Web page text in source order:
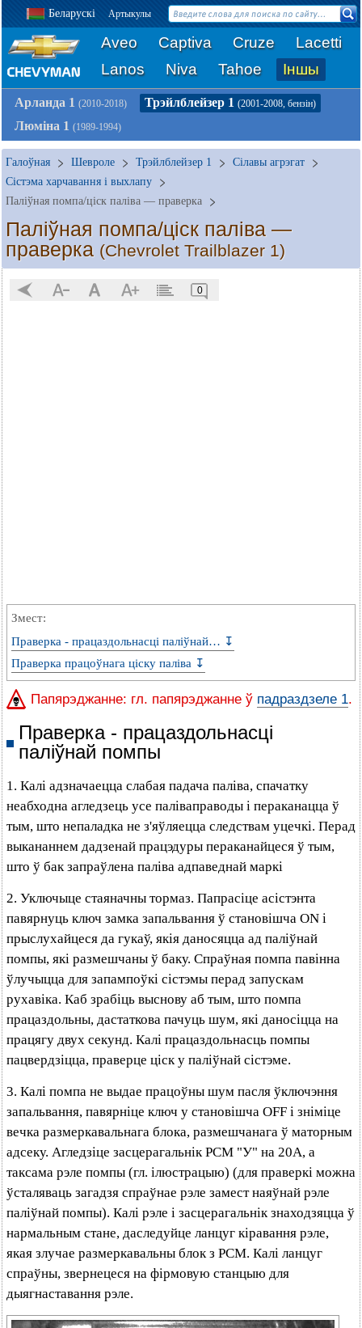
Беларускі Артыкулы
Aveo Captiva Cruze
Lacetti
Lanos
Niva Tahoe Іншы
Арланда 1 (2010-2018) Трэйлблейзер 1 (2001-2008, бензін)
Люміна 1 (1989-1994)
Галоўная Шевроле Трэйлблейзер 1
Сілавы агрэгат
Сістэма харчавання і выхлапу
Паліўная помпа/ціск паліва — праверка
Паліўная помпа/ціск паліва —
праверка (Chevrolet Trailblazer 1)
0
Змест:
Праверка - працаздольнасці паліўнай… ↧
Праверка працоўнага ціску паліва ↧
Папярэджанне: гл. папярэджанне ў падраздзеле 1.
Праверка - працаздольнасці
паліўнай помпы
1. Калі адзначаецца слабая падача паліва, спачатку
неабходна агледзець усе паліваправоды і пераканацца ў
тым, што непаладка не з'яўляецца следствам уцечкі. Перад
выкананнем дадзенай працэдуры пераканайцеся ў тым,
што ў бак запраўлена паліва адпаведнай маркі
2. Уключыце стаяначны тормаз. Папрасіце асістэнта
павярнуць ключ замка запальвання ў становішча ON і
прыслухайцеся да гукаў, якія даносяцца ад паліўнай
помпы, які размешчаны ў баку. Спраўная помпа павінна
ўлучыцца для запампоўкі сістэмы перад запускам
рухавіка. Каб зрабіць выснову аб тым, што помпа
працаздольны, дастаткова пачуць шум, які даносіцца на
працягу двух секунд. Калі працаздольнасць помпы
пацвердзіцца, праверце ціск у паліўнай сістэме.
3. Калі помпа не выдае працоўны шум пасля ўключэння
запальвання, павярніце ключ у становішча OFF і зніміце
вечка размеркавальнага блока, размешчанага ў маторным
адсеку. Агледзіце засцерагальнік РСМ "У" на 20А, а
таксама рэле помпы (гл. ілюстрацыю) (для праверкі можна
ўсталяваць загадзя спраўнае рэле замест наяўнай рэле
паліўнай помпы). Калі рэле і засцерагальнік знаходзяцца ў
нармальным стане, даследуйце ланцуг кіравання рэле,
якая злучае размеркавальны блок з РСМ. Калі ланцуг
спраўны, звернецеся на фірмовую станцыю для
дыягнаставання рэле.